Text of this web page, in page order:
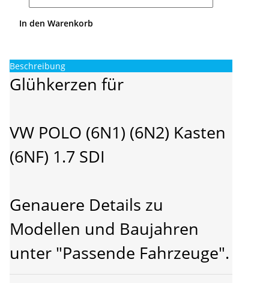
In den Warenkorb
Beschreibung
Glühkerzen für
VW POLO (6N1) (6N2) Kasten
(6NF) 1.7 SDI
Genauere Details zu
Modellen und Baujahren
unter "Passende Fahrzeuge".